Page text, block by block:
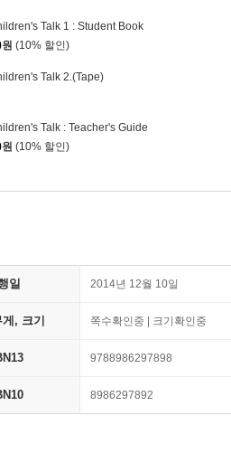
Talk 1 : Student Book
원 (10% 할인)
Talk 2.(Tape)
Talk : Teacher's Guide
원 (10% 할인)
일 2014년 12월 10일
, 크기 쪽수확인중 | 크기확인중
9788986297898
8986297892